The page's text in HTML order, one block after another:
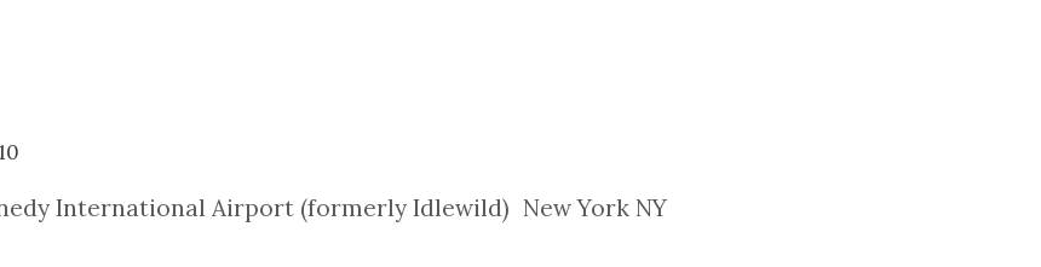
International Airport (formerly Idlewild) New York NY